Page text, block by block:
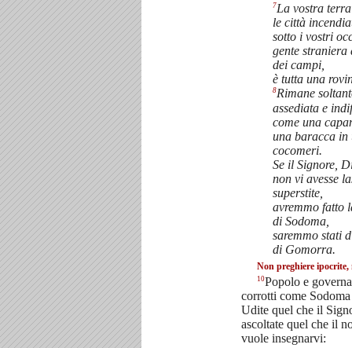
7La vostra
le città
sotto i vostri
gente
dei campi,
è tutta una
8Rimane
assediata e
come una
una baracca in
cocomeri.
Se il Signore,
non vi avesse
superstite,
avremmo fatto
di Sodoma,
saremmo stati
di Gomorra.
Non preghiere ipocrite,
10Popolo e
corrotti come
Udite quel che il
ascoltate quel che il
vuole insegnarvi: